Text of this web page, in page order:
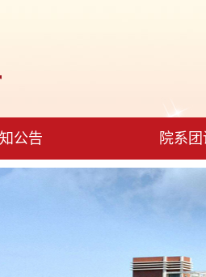
公告 院系